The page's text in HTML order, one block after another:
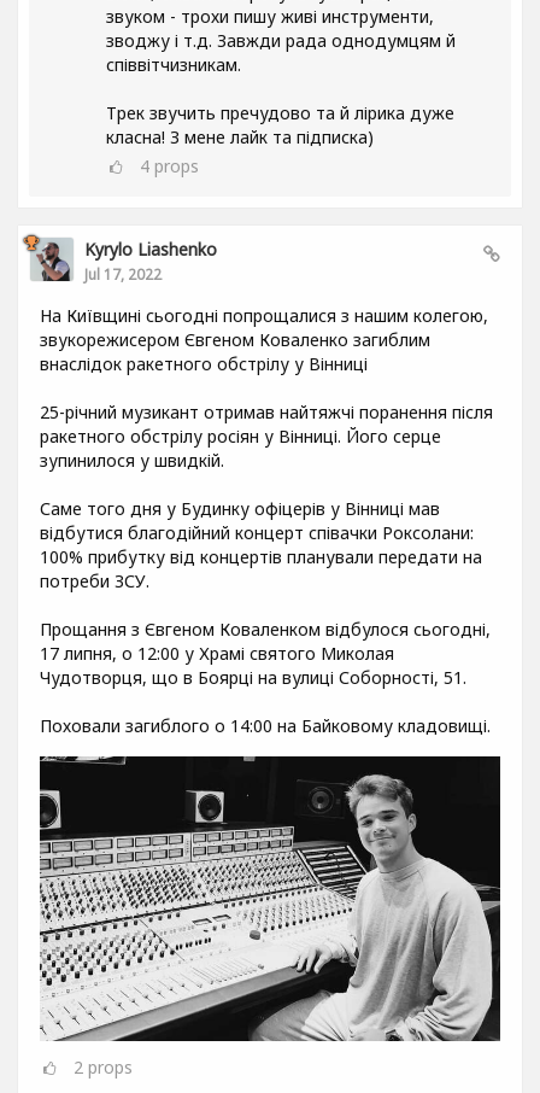
звуком - трохи пишу живі инструменти,
зводжу і т.д. Завжди рада однодумцям й
співвітчизникам.
Трек звучить пречудово та й лірика дуже
класна! З мене лайк та підписка)
4 props
Kyrylo Liashenko
Jul 17, 2022
На Київщині сьогодні попрощалися з нашим колегою,
звукорежисером Євгеном Коваленко загиблим
внаслідок ракетного обстрілу у Вінниці
25-річний музикант отримав найтяжчі поранення після
ракетного обстрілу росіян у Вінниці. Його серце
зупинилося у швидкій.
Саме того дня у Будинку офіцерів у Вінниці мав
відбутися благодійний концерт співачки Роксолани:
100% прибутку від концертів планували передати на
потреби ЗСУ.
Прощання з Євгеном Коваленком відбулося сьогодні,
17 липня, о 12:00 у Храмі святого Миколая
Чудотворця, що в Боярці на вулиці Соборності, 51.
Поховали загиблого о 14:00 на Байковому кладовищі.
2 props